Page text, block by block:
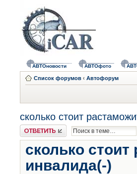
АВТОновости АВТОфото
Список форумов ‹ Автофорум
сколько стоит
Ответить
сколько
инвалида(-)